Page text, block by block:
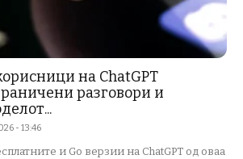
на ChatGPT
разговори и
- 13:46
и Go верзии на ChatGPT од оваа